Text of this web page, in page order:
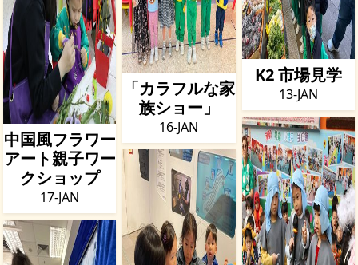
中国風フラワー
アート親子ワー
クショップ
17-JAN
「カラフルな家
族ショー」
16-JAN
K2 市場見学
13-JAN